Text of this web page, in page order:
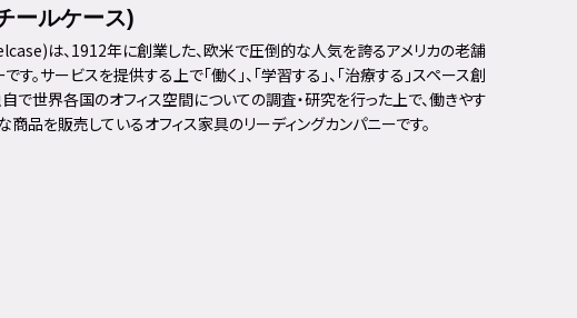
ールケース)
は、1912年に創業した、欧米で圧倒的な人気を誇るアメリカの老舗
す。サービスを提供する上で「働く」、「学習する」、「治療する」スペース創
で世界各国のオフィス空間についての調査・研究を行った上で、働きやす
品を販売しているオフィス家具のリーディングカンパニーです。